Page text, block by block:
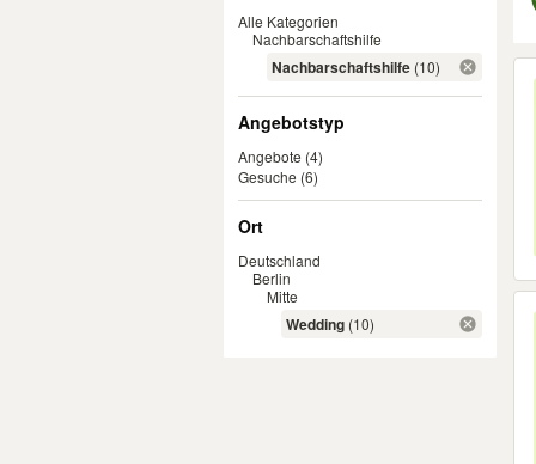
Alle Kategorien
Nachbarschaftshilfe
Nachbarschaftshilfe (10)
Angebotstyp
Angebote (4)
Gesuche (6)
Ort
Deutschland
Berlin
Mitte
Wedding (10)